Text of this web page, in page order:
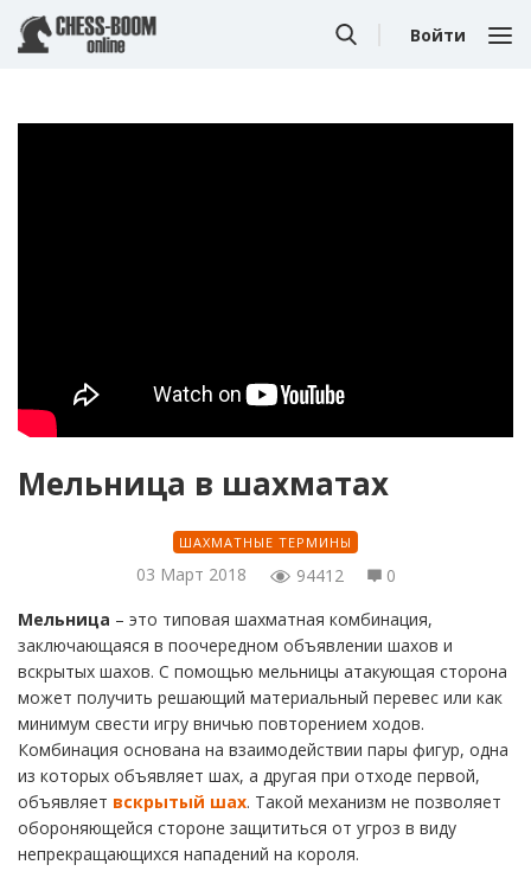
Войти
Мельница в шахматах
ШАХМАТНЫЕ ТЕРМИНЫ
03 Март 2018 94412
0
Мельница – это типовая шахматная комбинация,
заключающаяся в поочередном объявлении шахов и
вскрытых шахов. С помощью мельницы атакующая сторона
может получить решающий материальный перевес или как
минимум свести игру вничью повторением ходов.
Комбинация основана на взаимодействии пары фигур, одна
из которых объявляет шах, а другая при отходе первой,
объявляет вскрытый шах. Такой механизм не позволяет
обороняющейся стороне защититься от угроз в виду
непрекращающихся нападений на короля.